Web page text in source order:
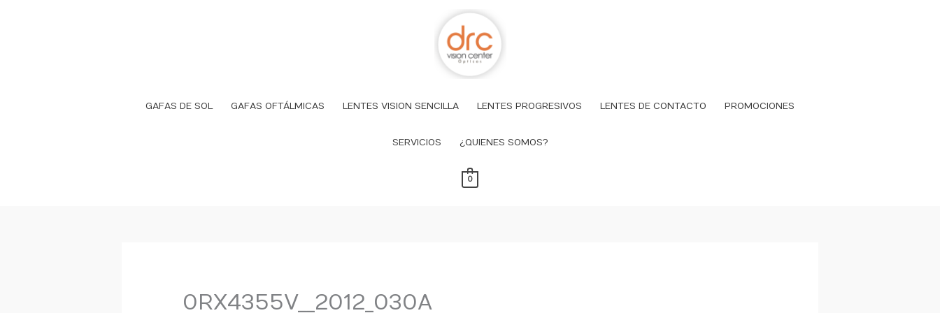
GAFAS DE SOL GAFAS OFTÁLMICAS LENTES VISION SENCILLA LENTES PROGRESIVOS LENTES DE CONTACTO PROMOCIONES
SERVICIOS ¿QUIENES SOMOS?
0
0RX4355V__2012_030A